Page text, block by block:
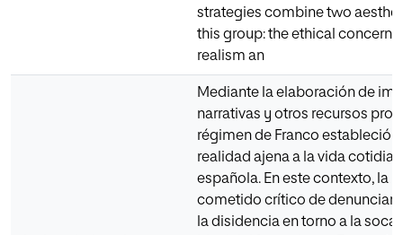
strategies combine two
this group: the ethical
realism an
Mediante la elaboración de
narrativas y otros recursos
régimen de Franco estableció
realidad ajena a la vida
española. En este contexto, la
cometido crítico de denunciar
la disidencia en torno a la